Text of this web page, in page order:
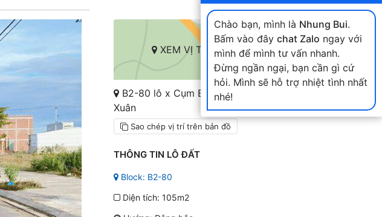
XEM VỊ TRÍ TRÊN BẢN ĐỒ
B2-80 lô x Cụm B2-6X đến 10X Nam Hòa
Xuân
Sao chép vị trí trên bản đồ
THÔNG TIN LÔ ĐẤT
Block: B2-80
Diện tích: 105m2
Chào bạn, mình là Nhung Bui.
Bấm vào đây chat Zalo ngay với
mình để mình tư vấn nhanh.
Đừng ngần ngại, bạn cần gì cứ
hỏi. Mình sẽ hỗ trợ nhiệt tình nhất
nhé!